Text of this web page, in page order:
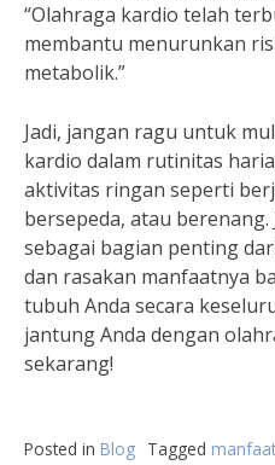
“Olahraga kardio telah
membantu menurunkan
metabolik.”
Jadi, jangan ragu untuk
kardio dalam rutinitas
aktivitas ringan seperti
bersepeda, atau
sebagai bagian penting
dan rasakan manfaatnya
tubuh Anda secara
jantung Anda dengan
sekarang!
Posted in Blog Tagged